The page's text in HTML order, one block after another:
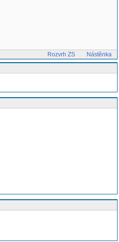
Rozvrh ZS
Nástěnka